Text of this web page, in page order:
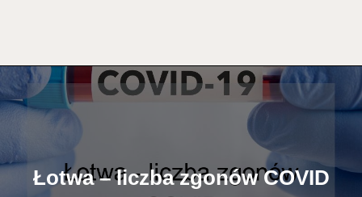
Łotwa – liczba zgonów COVID